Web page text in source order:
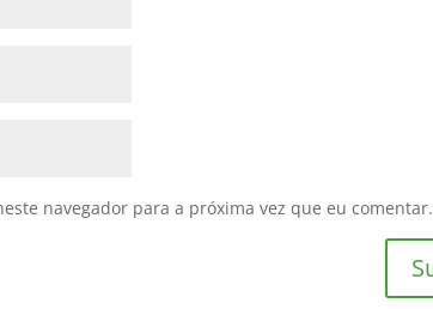
navegador para a próxima vez que eu comentar.